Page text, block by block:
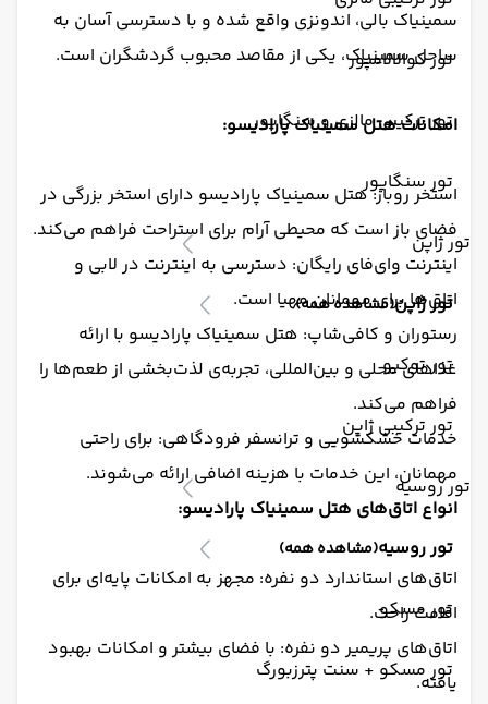
تور کوالالامپور
تور ترکیبی مالزی و سنگاپور
تور سنگاپور
تور ژاپن
تور ژاپن(مشاهده همه)
تور توکیو
تور ترکیبی ژاپن
تور روسیه
تور روسیه(مشاهده همه)
تور مسکو
تور مسکو + سنت پترزبورگ
سمینیاک بالی، اندونزی واقع شده و با دسترسی آسان به
ساحل سمینیاک، یکی از مقاصد محبوب گردشگران است.
امکانات هتل سمینیاک پارادیسو:
استخر روباز: هتل سمینیاک پارادیسو دارای استخر بزرگی در
فضای باز است که محیطی آرام برای استراحت فراهم می‌کند.
اینترنت وای‌فای رایگان: دسترسی به اینترنت در لابی و
اتاق‌ها برای مهمانان مهیا است.
رستوران و کافی‌شاپ: هتل سمینیاک پارادیسو با ارائه
غذاهای محلی و بین‌المللی، تجربه‌ی لذت‌بخشی از طعم‌ها را
فراهم می‌کند.
خدمات خشکشویی و ترانسفر فرودگاهی: برای راحتی
مهمانان، این خدمات با هزینه اضافی ارائه می‌شوند.
انواع اتاق‌های هتل سمینیاک پارادیسو:
اتاق‌های استاندارد دو نفره: مجهز به امکانات پایه‌ای برای
اقامت راحت.
اتاق‌های پریمیر دو نفره: با فضای بیشتر و امکانات بهبود
یافته.